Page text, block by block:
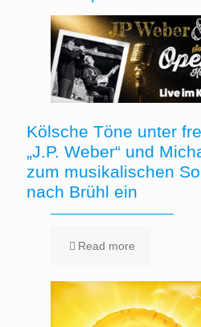
Kölsche Töne unter
„J.P. Weber“ und
zum musikalischen
nach Brühl ein
Read more